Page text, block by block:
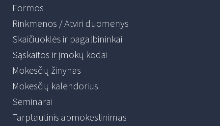
Formos
Rinkmenos / Atviri duomenys
Skaičiuoklės ir pagalbininkai
Sąskaitos ir įmokų kodai
Mokesčių žinynas
Mokesčių kalendorius
Seminarai
Tarptautinis apmokestinimas